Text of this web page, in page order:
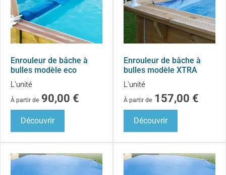
Enrouleur de bâche à
bulles modèle eco
L'unité
À partir de 90,00 €
Découvrir
Enrouleur de bâche à
bulles modèle XTRA
L'unité
À partir de 157,00 €
Découvrir